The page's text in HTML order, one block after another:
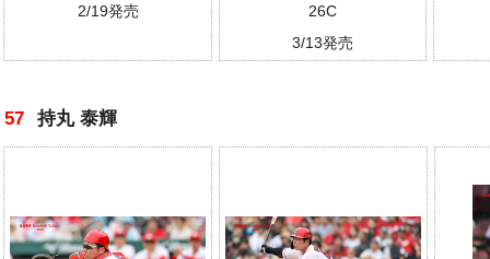
2/19発売
26C
3/13発売
57 持丸 泰輝